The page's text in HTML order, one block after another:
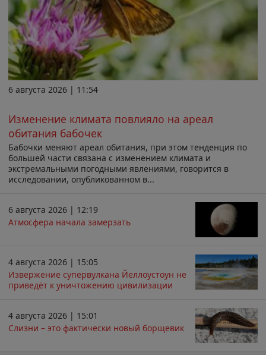
6 августа 2026 | 11:54
Изменение климата повлияло на ареал
обитания бабочек
Бабочки меняют ареал обитания, при этом тенденция по
большей части связана с изменением климата и
экстремальными погодными явлениями, говорится в
исследовании, опубликованном в...
6 августа 2026 | 12:19
Атмосфера начала замерзать
4 августа 2026 | 15:05
Извержение супервулкана Йеллоустоун не
приведёт к уничтожению цивилизации
4 августа 2026 | 15:01
Слизни – это фактически новый борщевик